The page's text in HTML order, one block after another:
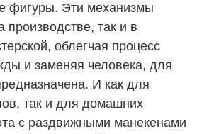
фигуры. Эти механизмы
производстве, так и в
облегчая процесс
и заменяя человека, для
И как для
так и для домашних
с раздвижными манекенами